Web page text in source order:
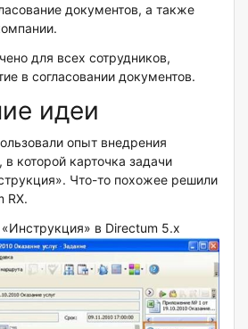
документов, а также
для всех сотрудников,
в согласовании документов.
идеи
опыт внедрения
которой карточка задачи
Что-то похожее решили
RX.
в Directum 5.х